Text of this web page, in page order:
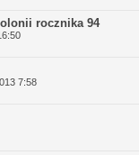
rocznika 94
7:58